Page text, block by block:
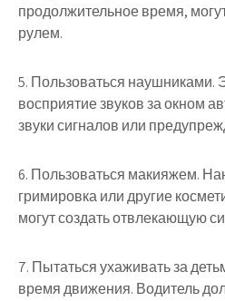
продолжительное время,
рулем.
5. Пользоваться наушниками.
восприятие звуков за окном
звуки сигналов или
6. Пользоваться макияжем.
гримировка или другие
могут создать отвлекающую
7. Пытаться ухаживать за
время движения. Водитель